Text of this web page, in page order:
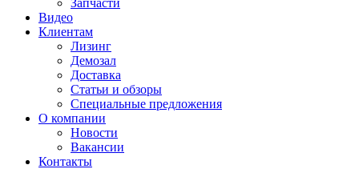
Запчасти
Видео
Клиентам
Лизинг
Демозал
Доставка
Статьи и обзоры
Специальные предложения
О компании
Новости
Вакансии
Контакты